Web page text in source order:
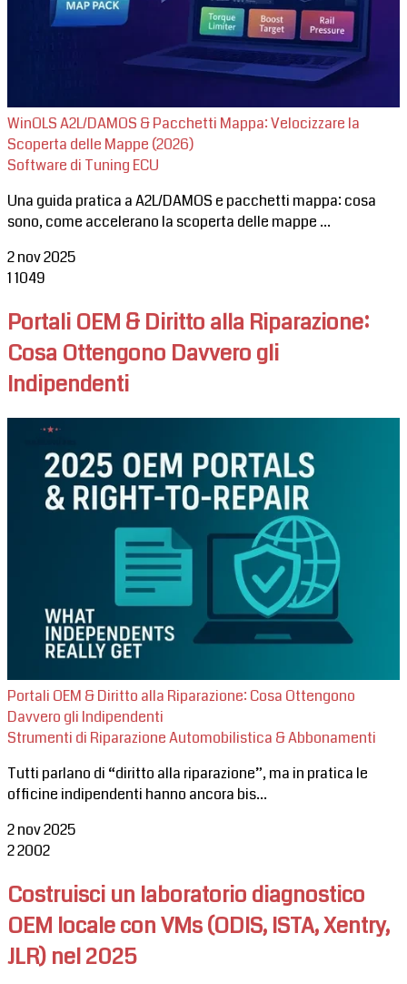
WinOLS A2L/DAMOS & Pacchetti Mappa: Velocizzare la
Scoperta delle Mappe (2026)
Software di Tuning ECU
Una guida pratica a A2L/DAMOS e pacchetti mappa: cosa
sono, come accelerano la scoperta delle mappe ...
2 nov 2025
11049
Portali OEM & Diritto alla Riparazione:
Cosa Ottengono Davvero gli
Indipendenti
Portali OEM & Diritto alla Riparazione: Cosa Ottengono
Davvero gli Indipendenti
Strumenti di Riparazione Automobilistica & Abbonamenti
Tutti parlano di “diritto alla riparazione”, ma in pratica le
officine indipendenti hanno ancora bis...
2 nov 2025
22002
Costruisci un laboratorio diagnostico
OEM locale con VMs (ODIS, ISTA, Xentry,
JLR) nel 2025